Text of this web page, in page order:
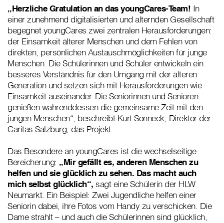
„Herzliche Gratulation an das youngCares-Team! In
einer zunehmend digitalisierten und alternden Gesellschaft
begegnet youngCares zwei zentralen Herausforderungen:
der Einsamkeit älterer Menschen und dem Fehlen von
direkten, persönlichen Austauschmöglichkeiten für junge
Menschen. Die Schülerinnen und Schüler entwickeln ein
besseres Verständnis für den Umgang mit der älteren
Generation und setzen sich mit Herausforderungen wie
Einsamkeit auseinander. Die Seniorinnen und Senioren
genießen währenddessen die gemeinsame Zeit mit den
jungen Menschen“, beschreibt Kurt Sonneck, Direktor der
Caritas Salzburg, das Projekt.
Das Besondere an youngCares ist die wechselseitige
Bereicherung: „Mir gefällt es, anderen Menschen zu
helfen und sie glücklich zu sehen. Das macht auch
mich selbst glücklich“, sagt eine Schülerin der HLW
Neumarkt. Ein Beispiel: Zwei Jugendliche helfen einer
Seniorin dabei, ihre Fotos vom Handy zu verschicken. Die
Dame strahlt – und auch die Schülerinnen sind glücklich,